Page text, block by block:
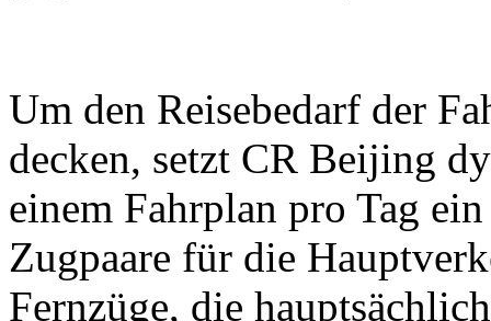
Um den Reisebedarf der
decken, setzt CR Beijing
einem Fahrplan pro Tag
Zugpaare für die
Fernzüge, die